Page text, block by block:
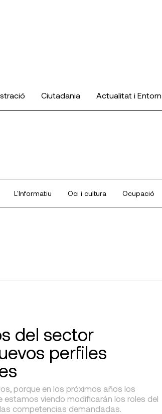
Ciutadania Actualitat i Entorn
L'Informatiu Oci i cultura Ocupació
del sector
perfiles
porque en los próximos años los
estamos viendo modificarán los roles del
competencias demandadas.